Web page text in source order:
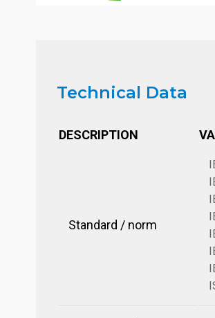
Technical Data
DESCRIPTION
Standard / norm